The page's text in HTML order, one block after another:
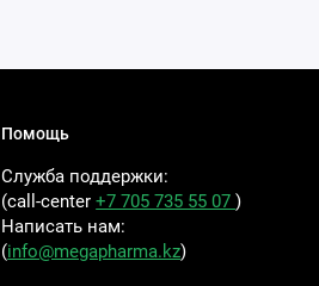
Помощь
Служба поддержки:
(call-center+7 705 735 55 07)
Написать нам:
(info@megapharma.kz)